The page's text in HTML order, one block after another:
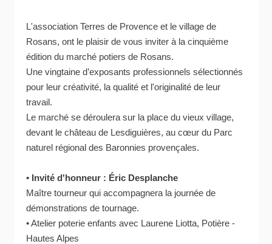
L'association Terres de Provence et le village de
Rosans, ont le plaisir de vous inviter à la cinquième
édition du marché potiers de Rosans.
Une vingtaine d’exposants professionnels sélectionnés
pour leur créativité, la qualité et l'originalité de leur
travail.
Le marché se déroulera sur la place du vieux village,
devant le château de Lesdiguières, au cœur du Parc
naturel régional des Baronnies provençales.
• Invité d'honneur : Éric Desplanche
Maître tourneur qui accompagnera la journée de
démonstrations de tournage.
• Atelier poterie enfants avec Laurene Liotta, Potière -
Hautes Alpes